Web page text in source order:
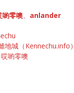
零噢、 anlander
地城（Kennechu.info）
喲零噢